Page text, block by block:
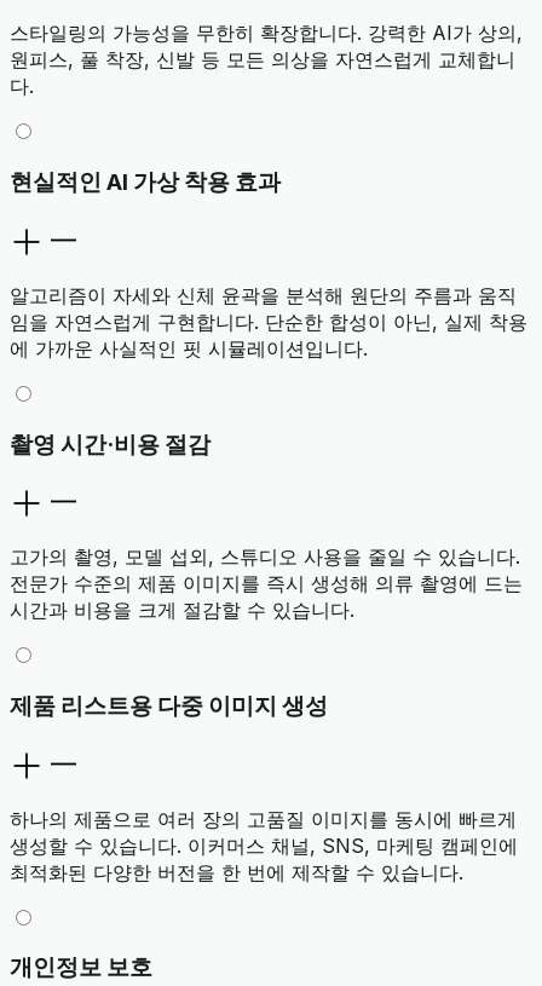
스타일링의 가능성을 무한히 확장합니다. 강력한 AI가 상의,
원피스, 풀 착장, 신발 등 모든 의상을 자연스럽게 교체합니
다.
현실적인 AI 가상 착용 효과
알고리즘이 자세와 신체 윤곽을 분석해 원단의 주름과 움직
임을 자연스럽게 구현합니다. 단순한 합성이 아닌, 실제 착용
에 가까운 사실적인 핏 시뮬레이션입니다.
촬영 시간·비용 절감
고가의 촬영, 모델 섭외, 스튜디오 사용을 줄일 수 있습니다.
전문가 수준의 제품 이미지를 즉시 생성해 의류 촬영에 드는
시간과 비용을 크게 절감할 수 있습니다.
제품 리스트용 다중 이미지 생성
하나의 제품으로 여러 장의 고품질 이미지를 동시에 빠르게
생성할 수 있습니다. 이커머스 채널, SNS, 마케팅 캠페인에
최적화된 다양한 버전을 한 번에 제작할 수 있습니다.
개인정보 보호